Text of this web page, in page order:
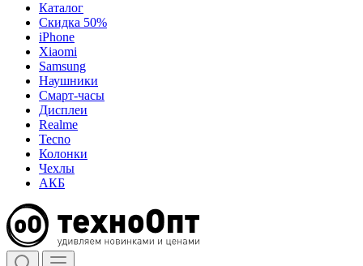
Каталог
Скидка 50%
iPhone
Xiaomi
Samsung
Наушники
Смарт-часы
Дисплеи
Realme
Tecno
Колонки
Чехлы
АКБ